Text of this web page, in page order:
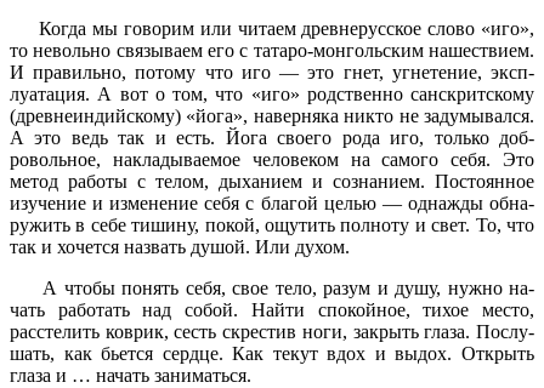
Когда мы говорим или чита­ем древнерусское слово «иго»,
то невольно связываем его с та­таро-монгольским нашестви­ем.
И правильно, потому что иго — это гнет, угнетение, эксп­
луатация. А вот о том, что «иго» родственно санскритскому
(древнеиндийскому) «йога», наверняка никто не задумывал­ся.
А это ведь так и есть. Йога ­своего рода иго, только доб­
ровольное, накладываемое че­ловеком на самого себя. Это
метод работы с телом, дыхани­ем и сознанием. Постоянное
изучение и изменение себя с благой целью — однажды обна­
ружить в себе тишину, покой, ощутить полноту и свет. То, что
так и хочется назвать душой. Или духом.
А чтобы понять себя, свое тело, разум и душу, нужно на­
чать работать над собой. Най­ти спокойное, тихое место,
расстелить коврик, сесть скре­стив ноги, закрыть глаза. Послу­
шать, как бьется сердце. Как текут вдох и выдох. Открыть
глаза и … начать заниматься.